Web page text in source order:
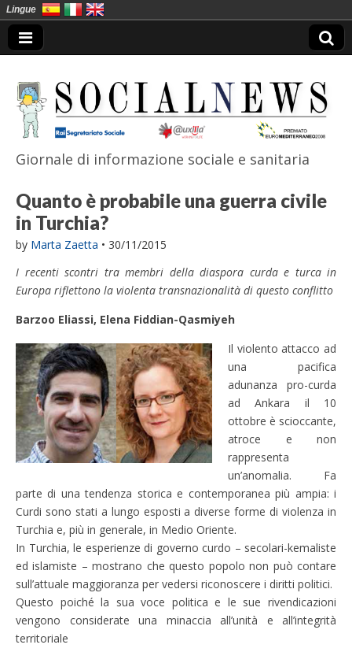
SocialNews
Giornale di informazione sociale e sanitaria
Quanto è probabile una guerra civile
in Turchia?
by Marta Zaetta • 30/11/2015
I recenti scontri tra membri della diaspora curda e turca in
Europa riflettono la violenta transnazionalità di questo conflitto
Barzoo Eliassi, Elena Fiddian-Qasmiyeh
Il violento attacco ad
una pacifica
adunanza pro-curda
ad Ankara il 10
ottobre è scioccante,
atroce e non
rappresenta
un’anomalia. Fa
parte di una tendenza storica e contemporanea più ampia: i
Curdi sono stati a lungo esposti a diverse forme di violenza in
Turchia e, più in generale, in Medio Oriente.
In Turchia, le esperienze di governo curdo – secolari-kemaliste
ed islamiste – mostrano che questo popolo non può contare
sull’attuale maggioranza per vedersi riconoscere i diritti politici.
Questo poiché la sua voce politica e le sue rivendicazioni
vengono considerate una minaccia all’unità e all’integrità
territoriale
Lingue